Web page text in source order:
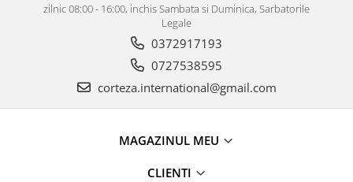
zilnic 08:00 - 16:00, inchis Sambata si Duminica, Sarbatorile
Legale
0372917193
0727538595
corteza.international@gmail.com
MAGAZINUL MEU
CLIENTI